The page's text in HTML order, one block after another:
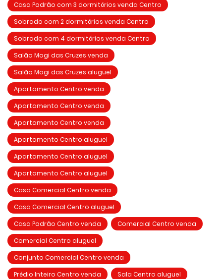
Casa Padrão com 3 dormitórios venda Centro
Sobrado com 2 dormitórios venda Centro
Sobrado com 4 dormitórios venda Centro
Salão Mogi das Cruzes venda
Salão Mogi das Cruzes aluguel
Apartamento Centro venda
Apartamento Centro venda
Apartamento Centro venda
Apartamento Centro aluguel
Apartamento Centro aluguel
Apartamento Centro aluguel
Casa Comercial Centro venda
Casa Comercial Centro aluguel
Casa Padrão Centro venda
Comercial Centro venda
Comercial Centro aluguel
Conjunto Comercial Centro venda
Prédio Inteiro Centro venda
Sala Centro aluguel